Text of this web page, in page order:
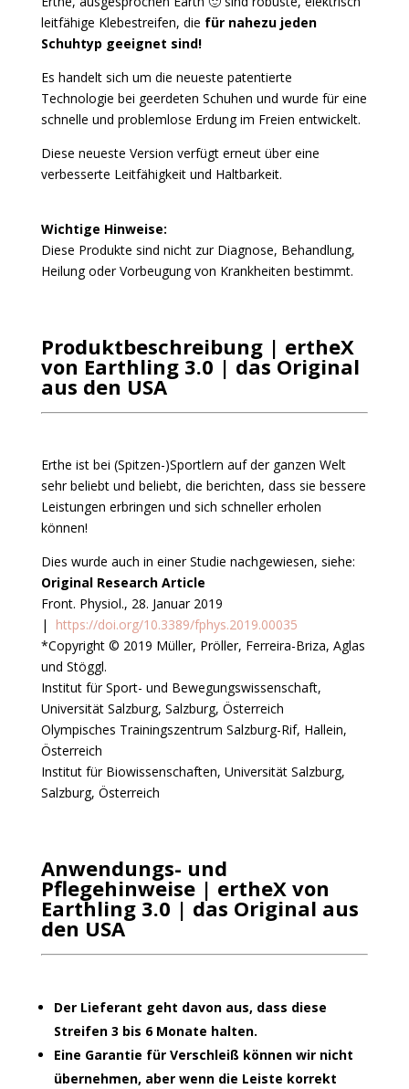
leitfähige Klebestreifen, die für nahezu jeden
Schuhtyp geeignet sind!
Es handelt sich um die neueste patentierte
Technologie bei geerdeten Schuhen und wurde für eine
schnelle und problemlose Erdung im Freien entwickelt.
Diese neueste Version verfügt erneut über eine
verbesserte Leitfähigkeit und Haltbarkeit.
Wichtige Hinweise:
Diese Produkte sind nicht zur Diagnose, Behandlung,
Heilung oder Vorbeugung von Krankheiten bestimmt.
Produktbeschreibung | ertheX
von Earthling 3.0 | das Original
aus den USA
Erthe ist bei (Spitzen-)Sportlern auf der ganzen Welt
sehr beliebt und beliebt, die berichten, dass sie bessere
Leistungen erbringen und sich schneller erholen
können!
Dies wurde auch in einer Studie nachgewiesen, siehe:
Original Research Article
Front. Physiol., 28. Januar 2019
| https://doi.org/10.3389/fphys.2019.00035
*Copyright © 2019 Müller, Pröller, Ferreira-Briza, Aglas
und Stöggl.
Institut für Sport- und Bewegungswissenschaft,
Universität Salzburg, Salzburg, Österreich
Olympisches Trainingszentrum Salzburg-Rif, Hallein,
Österreich
Institut für Biowissenschaften, Universität Salzburg,
Salzburg, Österreich
Anwendungs- und
Pflegehinweise | ertheX von
Earthling 3.0 | das Original aus
den USA
Der Lieferant geht davon aus, dass diese
Streifen 3 bis 6 Monate halten.
Eine Garantie für Verschleiß können wir nicht
übernehmen, aber wenn die Leiste korrekt